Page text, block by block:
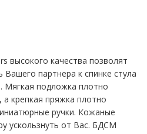
высокого качества позволят
партнера к спинке стула
Мягкая подложка плотно
крепкая пряжка плотно
ручки. Кожаные
ускользнуть от Вас. БДСМ